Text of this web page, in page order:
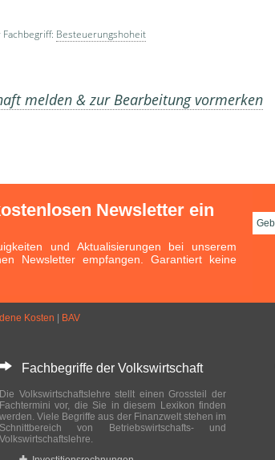
Besteuerungshoheit
melden & zur Bearbeitung vormerken
Newsletter ein
und Aktualisierungen bei unserem
Newsletter empfangen. Garantiert keine
Kosten BAV
Fachbegriffe der Volkswirtschaft
Die Volkswirtschaftslehre stellt einen Grossteil der
Fachtermini vor, die Sie in diesem Lexikon finden
werden. Viele Begriffe aus der Finanzwelt stehen im
Schnittbereich von Betriebswirtschafts- und
Volkswirtschaftslehre.